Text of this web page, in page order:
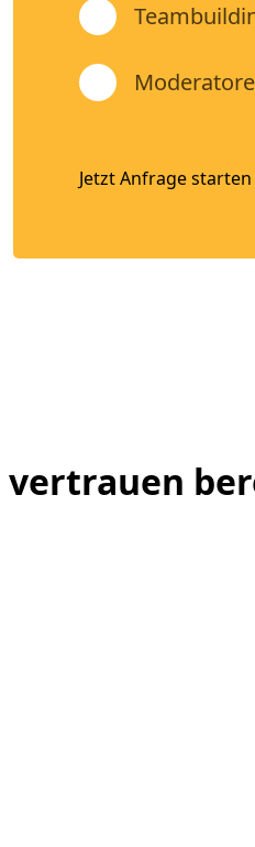
Jetzt Anfrage starten